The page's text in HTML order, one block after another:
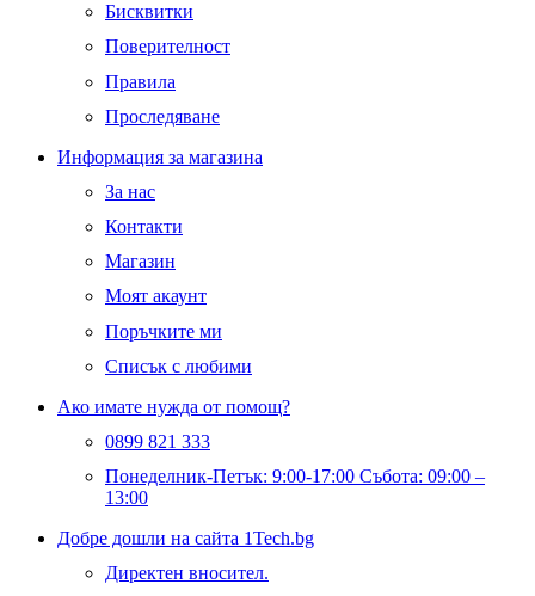
Бисквитки
Поверителност
Правила
Проследяване
Информация за магазина
За нас
Контакти
Магазин
Моят акаунт
Поръчките ми
Списък с любими
Ако имате нужда от помощ?
0899 821 333
Понеделник-Петък: 9:00-17:00 Събота: 09:00 –
13:00
Добре дошли на сайта 1Tech.bg
Директен вносител.